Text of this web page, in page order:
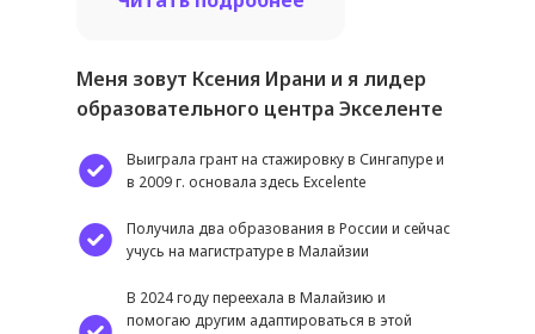
Меня зовут Ксения Ирани и я лидер
образовательного центра Экселенте
Выиграла грант на стажировку в Сингапуре и
в 2009 г. основала здесь Excelente
Получила два образования в России и сейчас
учусь на магистратуре в Малайзии
В 2024 году переехала в Малайзию и
помогаю другим адаптироваться в этой